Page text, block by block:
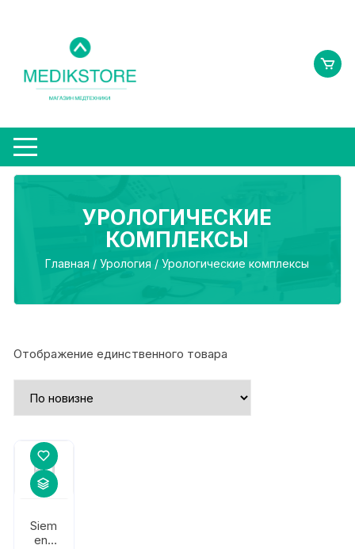
содержимому
УРОЛОГИЧЕСКИЕ
КОМПЛЕКСЫ
Главная /Урология / Урологические комплексы
Отображение единственного товара
Siem
ens